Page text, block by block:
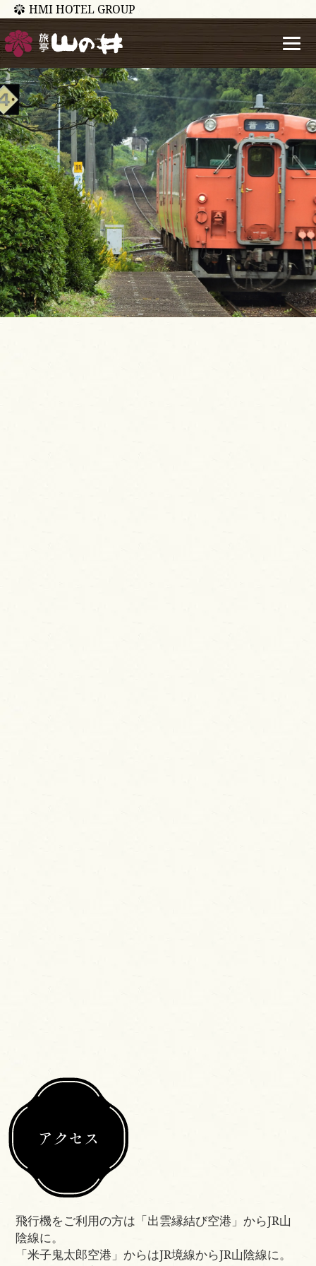
HMI HOTEL GROUP
アクセス
飛行機をご利用の方は「出雲縁結び空港」からJR山
陰線に。
「米子鬼太郎空港」からはJR境線からJR山陰線に。